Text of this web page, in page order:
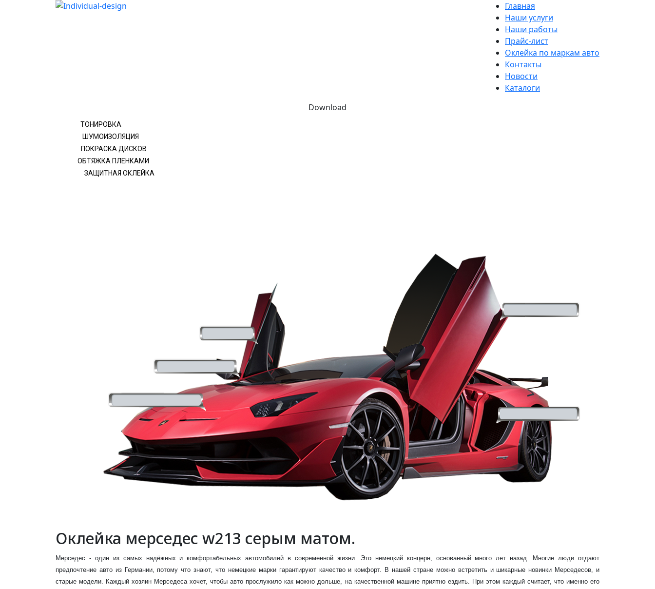
Главная
Наши услуги
Наши работы
Прайс-лист
Оклейка по маркам авто
Контакты
Новости
Каталоги
Download
ТОНИРОВКА
ШУМОИЗОЛЯЦИЯ
ПОКРАСКА ДИСКОВ
ОБТЯЖКА ПЛЕНКАМИ
ЗАЩИТНАЯ ОКЛЕЙКА
Оклейка мерседес w213 серым матом.
Мерседес - один из самых надёжных и комфортабельных автомобилей в современной жизни. Это немецкий концерн, основанный много лет назад. Многие люди отдают
предпочтение авто из Германии, потому что знают, что немецкие марки гарантируют качество и комфорт. В нашей стране можно встретить и шикарные новинки Мерседесов, и
старые модели. Каждый хозяин Мерседеса хочет, чтобы авто прослужило как можно дольше, на качественной машине приятно ездить. При этом каждый считает, что именно его